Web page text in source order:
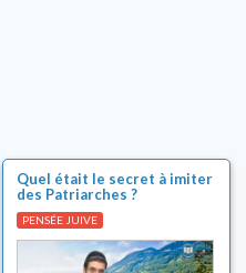
Quel était le secret à imiter
des Patriarches ?
PENSÉE JUIVE